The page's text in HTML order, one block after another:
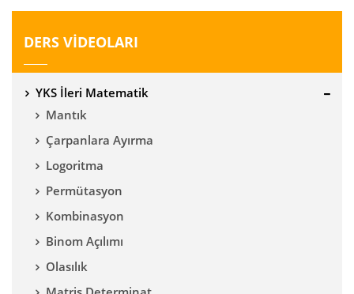
DERS VİDEOLARI
YKS İleri Matematik
Mantık
Çarpanlara Ayırma
Logoritma
Permütasyon
Kombinasyon
Binom Açılımı
Olasılık